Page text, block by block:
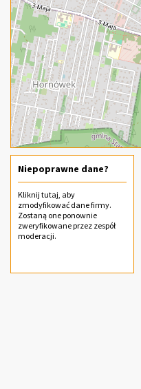
Niepoprawne dane?
Kliknij tutaj, aby
zmodyfikować dane firmy.
Zostaną one ponownie
zweryfikowane przez zespół
moderacji.